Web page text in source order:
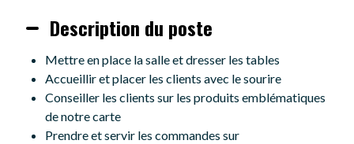
Description du poste
Mettre en place la salle et dresser les tables
Accueillir et placer les clients avec le sourire
Conseiller les clients sur les produits emblématiques
de notre carte
Prendre et servir les commandes sur